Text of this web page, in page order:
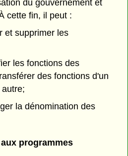
du gouvernement et
cette fin, il peut :
et supprimer les
les fonctions des
des fonctions d'un
la dénomination des
programmes